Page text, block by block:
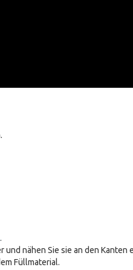
.
nähen Sie sie an den
Füllmaterial.